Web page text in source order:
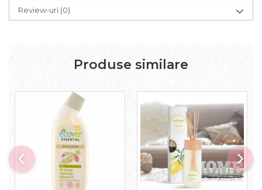
Review-uri (0)
Produse similare